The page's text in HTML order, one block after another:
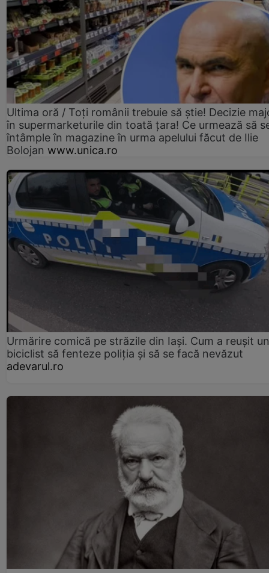
Ultima oră / Toți românii trebuie să știe! Decizie
în supermarketurile din toată țara! Ce urmează să
întâmple în magazine în urma apelului făcut de Ilie
Bolojan www.unica.ro
Urmărire comică pe străzile din Iași. Cum a reușit un
biciclist să fenteze poliția și să se facă nevăzut
adevarul.ro